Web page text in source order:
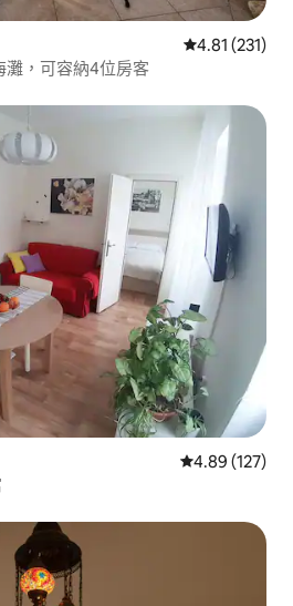
從 231 則評價
4.81 (231)
灘，可容納4位房客
從 127 則評價
4.89 (127)